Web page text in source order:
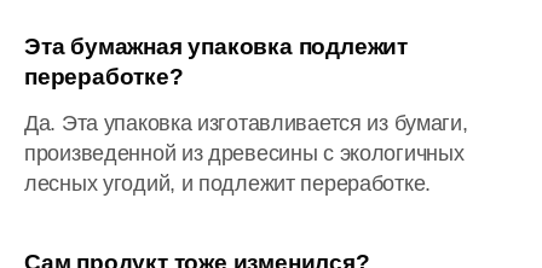
Эта бумажная упаковка подлежит
переработке?
Да. Эта упаковка изготавливается из бумаги,
произведенной из древесины с экологичных
лесных угодий, и подлежит переработке.
Сам продукт тоже изменился?